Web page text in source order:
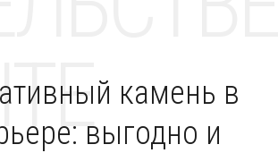
камень в
выгодно и